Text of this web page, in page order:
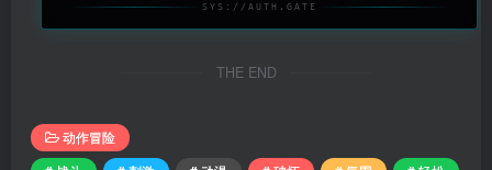
SYS://AUTH.GATE
THE END
动作冒险